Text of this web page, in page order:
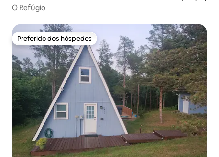
O Refúgio
Preferido dos hóspedes
Preferido dos hóspedes